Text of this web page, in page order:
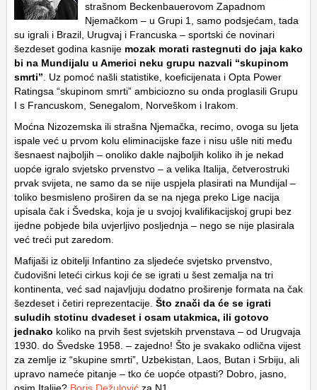
strašnom Beckenbauerovom Zapadnom
Njemačkom – u Grupi 1, samo podsjećam, tada
su igrali i Brazil, Urugvaj i Francuska – sportski će novinari
šezdeset godina kasnije mozak morati rastegnuti do jaja kako
bi na Mundijalu u Americi neku grupu nazvali “skupinom
smrti”. Uz pomoć našli statistike, koeficijenata i Opta Power
Ratingsa “skupinom smrti” ambiciozno su onda proglasili Grupu
I s Francuskom, Senegalom, Norveškom i Irakom.
Moćna Nizozemska ili strašna Njemačka, recimo, ovoga su ljeta
ispale već u prvom kolu eliminacijske faze i nisu ušle niti među
šesnaest najboljih – onoliko dakle najboljih koliko ih je nekad
uopće igralo svjetsko prvenstvo – a velika Italija, četverostruki
prvak svijeta, ne samo da se nije uspjela plasirati na Mundijal –
toliko besmisleno proširen da se na njega preko Lige nacija
upisala čak i Švedska, koja je u svojoj kvalifikacijskoj grupi bez
ijedne pobjede bila uvjerljivo posljednja – nego se nije plasirala
već treći put zaredom.
Mafijaši iz obitelji Infantino za sljedeće svjetsko prvenstvo,
čudovišni leteći cirkus koji će se igrati u šest zemalja na tri
kontinenta, već sad najavljuju dodatno proširenje formata na čak
šezdeset i četiri reprezentacije. Što znači da će se igrati
suludih stotinu dvadeset i osam utakmica, ili gotovo
jednako koliko na prvih šest svjetskih prvenstava – od Urugvaja
1930. do Švedske 1958. – zajedno! Što je svakako odlična vijest
za zemlje iz “skupine smrti”, Uzbekistan, Laos, Butan i Srbiju, ali
upravo nameće pitanje – tko će uopće otpasti? Dobro, jasno,